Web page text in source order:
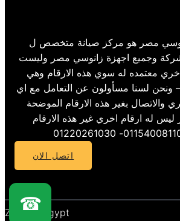
مصر هو مركز صيانة متخصص ل
وجميع اجهزة زانوسي مصر وليست
معتمده له سوي هذه الارقام وهي
0235710008 – ونحن لسنا مسأولون عن التعامل مع اي
والاتصال بغير هذه الارقام الموضحة
ليس له ارقام اخري غير هذه الارقام
اتصل الان
Zanussi Egypt
☎